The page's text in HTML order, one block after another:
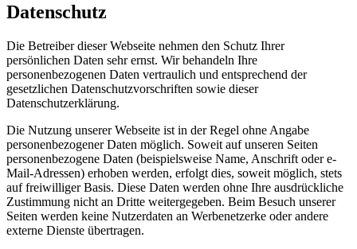
Datenschutz
Die Betreiber dieser Webseite nehmen den Schutz Ihrer
persönlichen Daten sehr ernst. Wir behandeln Ihre
personenbezogenen Daten vertraulich und entsprechend der
gesetzlichen Datenschutzvorschriften sowie dieser
Datenschutzerklärung.
Die Nutzung unserer Webseite ist in der Regel ohne Angabe
personenbezogener Daten möglich. Soweit auf unseren Seiten
personenbezogene Daten (beispielsweise Name, Anschrift oder e-
Mail-Adressen) erhoben werden, erfolgt dies, soweit möglich, stets
auf freiwilliger Basis. Diese Daten werden ohne Ihre ausdrückliche
Zustimmung nicht an Dritte weitergegeben. Beim Besuch unserer
Seiten werden keine Nutzerdaten an Werbenetzerke oder andere
externe Dienste übertragen.